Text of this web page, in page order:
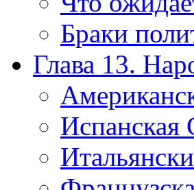
Браки
Глава 13.
Испанская